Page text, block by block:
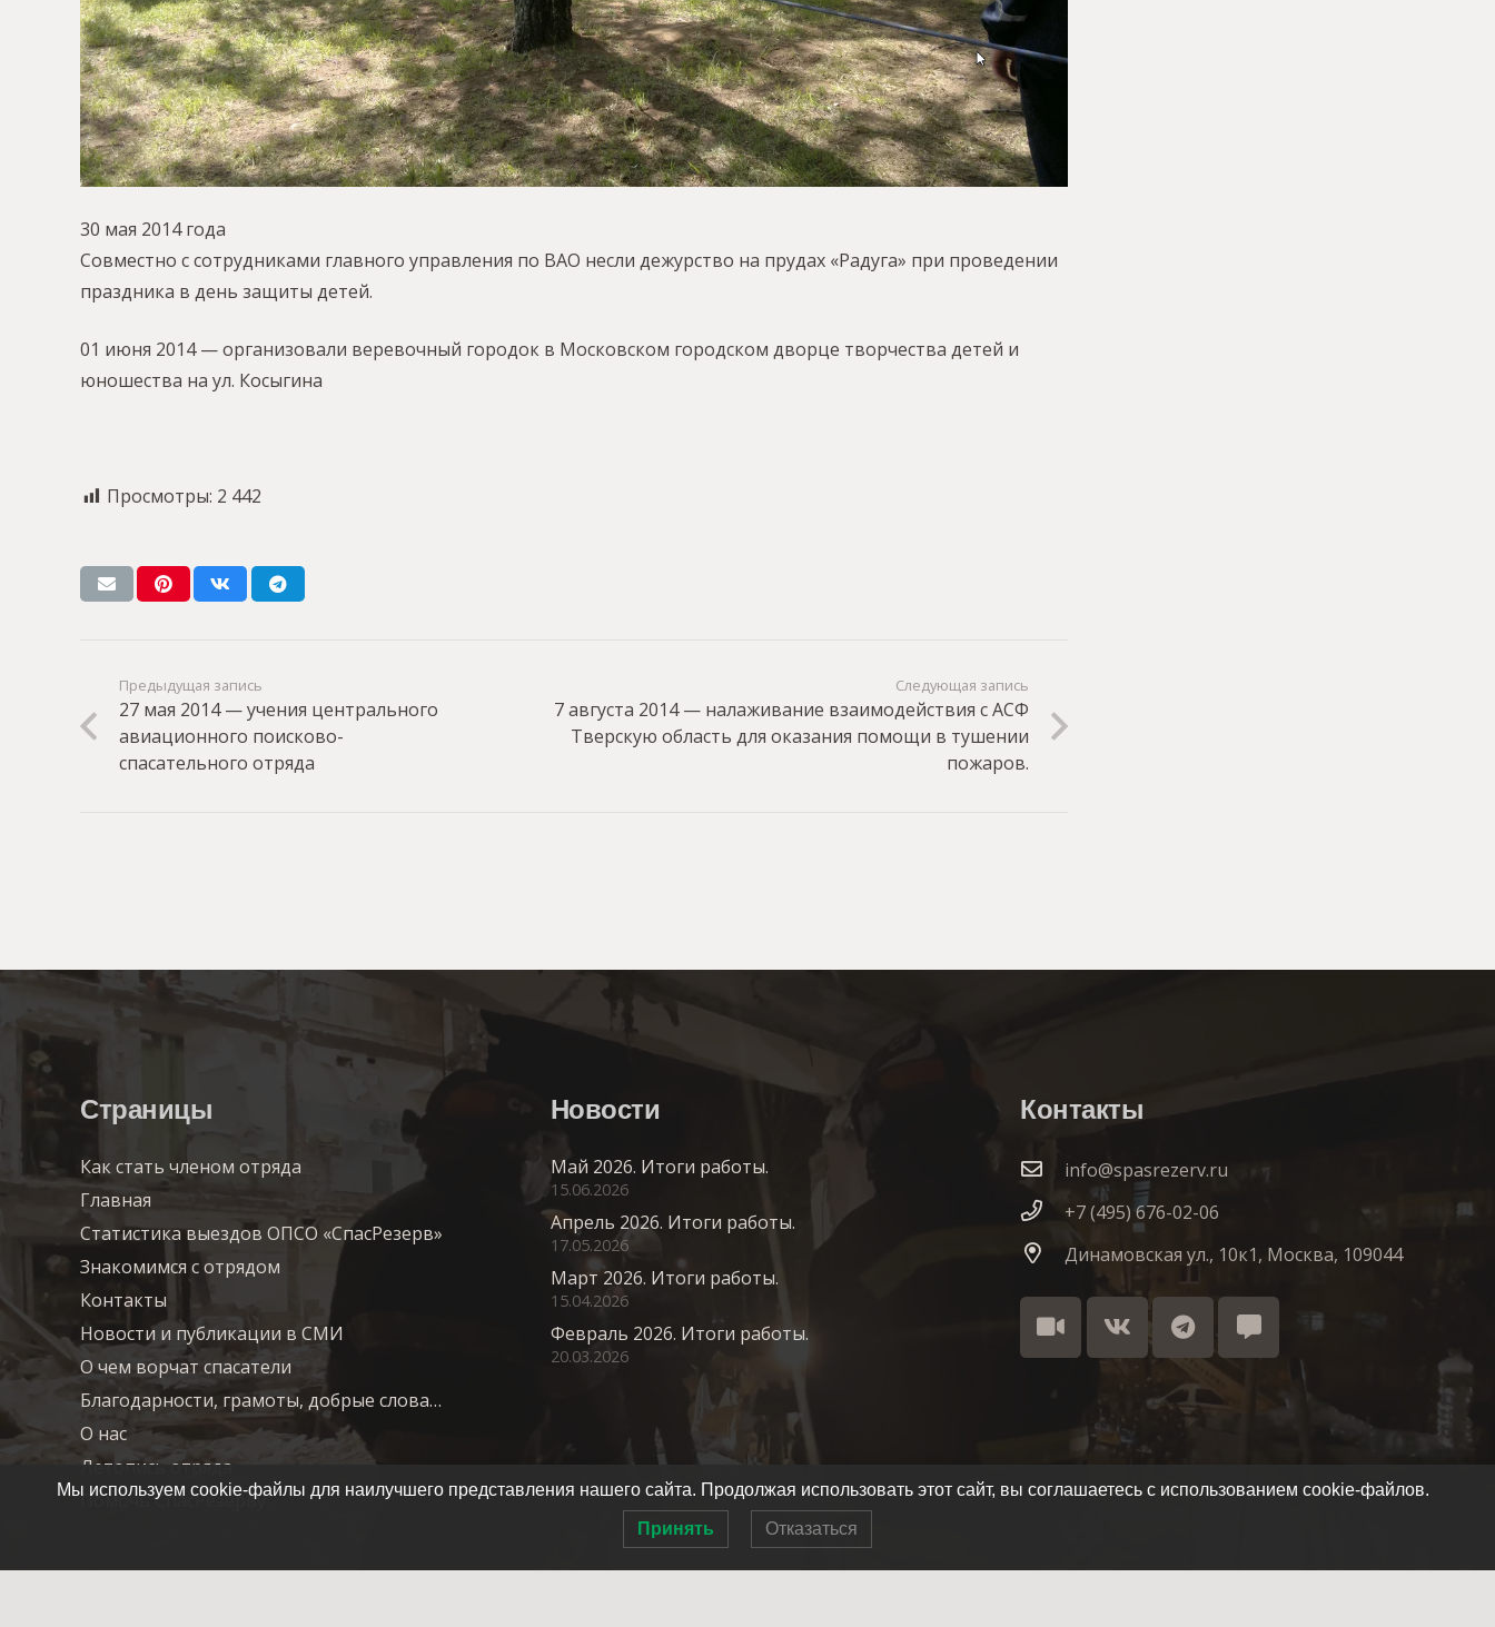
30 мая 2014 года
Совместно с сотрудниками главного управления по ВАО несли дежурство на прудах «Радуга» при проведении
праздника в день защиты детей.
01 июня 2014 — организовали веревочный городок в Московском городском дворце творчества детей и
юношества на ул. Косыгина
Просмотры: 2 442
Предыдущая запись
27 мая 2014 — учения центрального
авиационного поисково-
спасательного отряда
Следующая запись
7 августа 2014 — налаживание взаимодействия с АСФ
Тверскую область для оказания помощи в тушении
пожаров.
Страницы
Как стать членом отряда
Главная
Статистика выездов ОПСО «СпасРезерв»
Знакомимся с отрядом
Контакты
Новости и публикации в СМИ
О чем ворчат спасатели
Благодарности, грамоты, добрые слова…
О нас
Летопись отряда
Помочь СпасРезерву
Новости
Май 2026. Итоги работы.
15.06.2026
Апрель 2026. Итоги работы.
17.05.2026
Март 2026. Итоги работы.
15.04.2026
Февраль 2026. Итоги работы.
20.03.2026
Контакты
info@spasrezerv.ru
+7 (495) 676-02-06
Динамовская ул., 10к1, Москва, 109044
Мы используем cookie-файлы для наилучшего представления нашего сайта. Продолжая использовать этот сайт, вы соглашаетесь с использованием cookie-файлов.
Принять Отказаться